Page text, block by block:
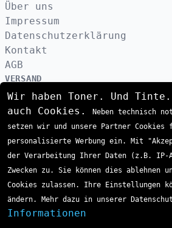
Über uns
Impressum
Datenschutzerklärung
Kontakt
AGB
VERSAND
ZAHLUNGSARTEN
Wir haben Toner. Und
auch Cookies.
Neben technisch
setzen wir und unsere Partner Cookies
personalisierte Werbung ein. Mit
der Verarbeitung Ihrer Daten (z.B. IP-
Zwecken zu. Sie können dies ablehnen
Cookies zulassen. Ihre Einstellungen
ändern. Mehr dazu in unserer
Informationen